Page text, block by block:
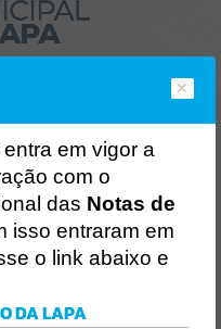
NOTA FISCAL
ELETRÔNICA
entra em vigor a
com o
das Notas de
isso entraram em
o link abaixo e
DA LAPA